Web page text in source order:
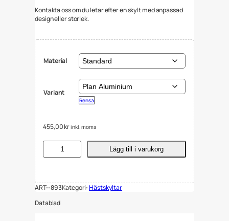
Kontakta oss om du letar efter en skylt med anpassad
design eller storlek.
Material
Variant
Rensa
455,00krinkl. moms
S
V
r
Lägg till i varukorg
ART::893Kategori:Hästskyltar
Datablad